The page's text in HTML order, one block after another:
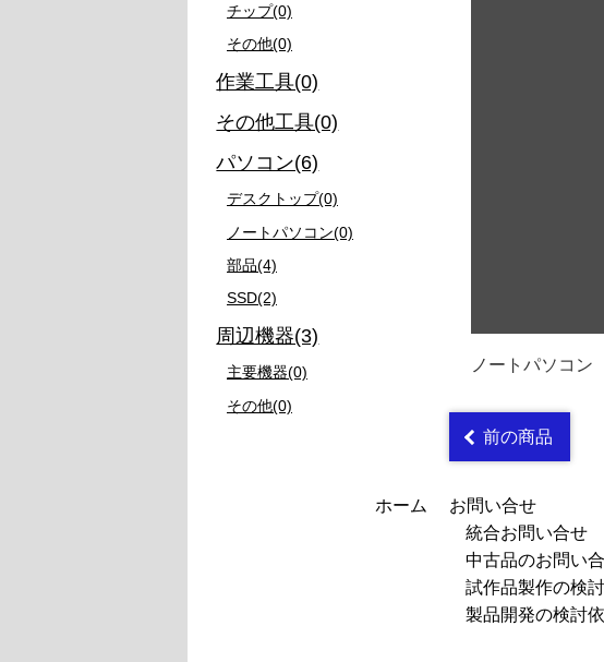
チップ(0)
その他(0)
作業工具(0)
その他工具(0)
パソコン(6)
デスクトップ(0)
ノートパソコン(0)
部品(4)
SSD(2)
周辺機器(3)
主要機器(0)
その他(0)
ノートパソコ
投稿ナビゲ
前の商品
ホーム
お問い合せ
統合お問い合せ
中古品のお問い
試作品製作の検
製品開発の検討